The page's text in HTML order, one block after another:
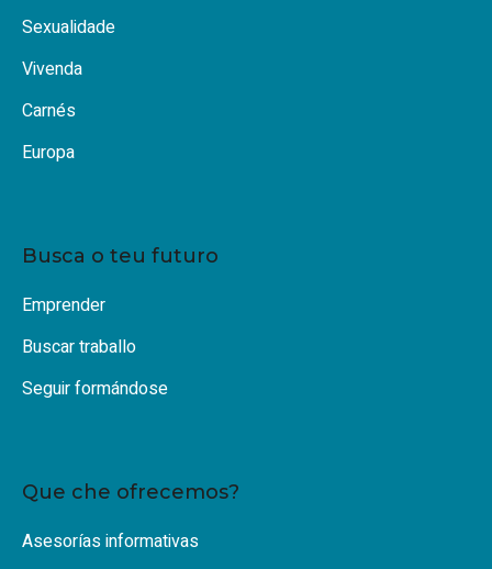
Sexualidade
Vivenda
Carnés
Europa
Busca o teu futuro
Emprender
Buscar traballo
Seguir formándose
Que che ofrecemos?
Asesorías informativas